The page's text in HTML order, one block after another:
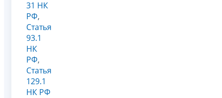
31 НК
РФ,
Статья
93.1
НК
РФ,
Статья
129.1
НК РФ